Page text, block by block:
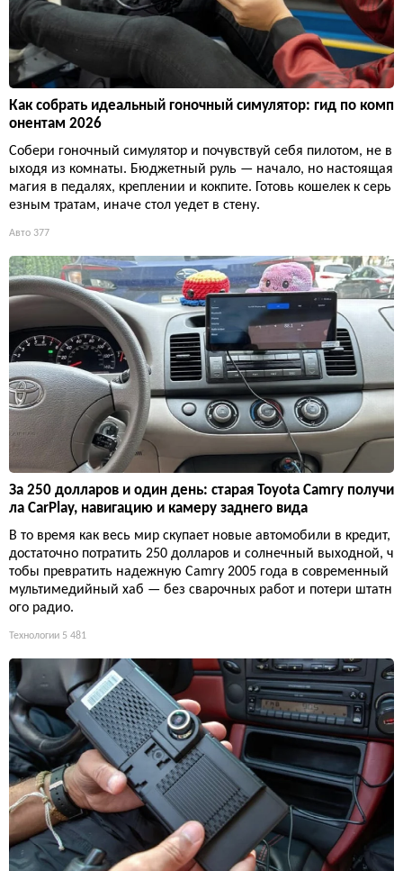
Как собрать идеальный гоночный симулятор: гид по комп
онентам 2026
Собери гоночный симулятор и почувствуй себя пилотом, не в
ыходя из комнаты. Бюджетный руль — начало, но настоящая
магия в педалях, креплении и кокпите. Готовь кошелек к серь
езным тратам, иначе стол уедет в стену.
Авто 377
За 250 долларов и один день: старая Toyota Camry получи
ла CarPlay, навигацию и камеру заднего вида
В то время как весь мир скупает новые автомобили в кредит,
достаточно потратить 250 долларов и солнечный выходной, ч
тобы превратить надежную Camry 2005 года в современный
мультимедийный хаб — без сварочных работ и потери штатн
ого радио.
Технологии 5 481